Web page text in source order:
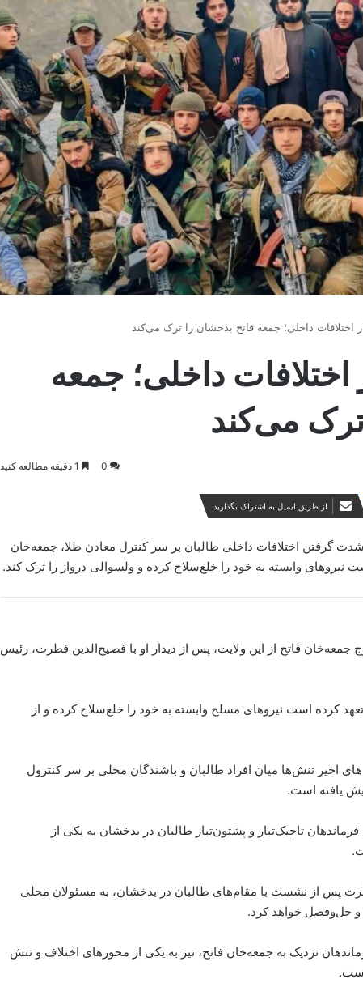
اختلافات داخلی؛ جمعه فاتح بدخشان را ترک می‌کند
داخلی؛ جمعه
می‌کند
0
از طریق ایمیل به اشتراک بگذارید
گرفتن اختلافات داخلی طالبان بر سر کنترل معادن طلا، جمعه‌خان
نیروهای وابسته به خود را خلع‌سلاح کرده و ولسوالی درواز را ترک کند.
فاتح از این ولایت، پس از دیدار او با فصیح‌الدین فطرت، رئیس
تعهد کرده است نیروهای مسلح وابسته به خود را خلع‌سلاح کرده و از
اخیر تنش‌ها میان افراد طالبان و باشندگان محلی بر سر کنترول
یافته است.
تاجیک‌تبار و پشتون‌تبار طالبان در بدخشان به یکی از
پس از نشست با مقام‌های طالبان در بدخشان، به مسئولان محلی
و حل‌وفصل خواهد کرد.
نزدیک به جمعه‌خان فاتح، نیز به یکی از محورهای اختلاف و تنش